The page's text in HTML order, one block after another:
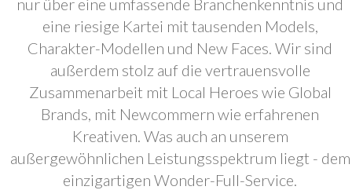
eine riesige Kartei mit tausenden Models,
Charakter-Modellen und New Faces. Wir sind
außerdem stolz auf die vertrauensvolle
Zusammenarbeit mit Local Heroes wie Global
Brands, mit Newcommern wie erfahrenen
Kreativen. Was auch an unserem
außergewöhnlichen Leistungsspektrum liegt - dem
einzigartigen Wonder-Full-Service.